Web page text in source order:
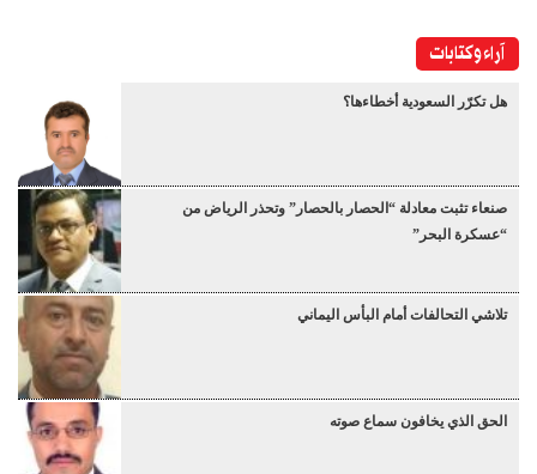
آراء وكتابات
هل تكرّر السعودية أخطاءها؟
صنعاء تثبت معادلة “الحصار بالحصار” وتحذر الرياض من
“عسكرة البحر”
تلاشي التحالفات أمام البأس اليماني
الحق الذي يخافون سماع صوته